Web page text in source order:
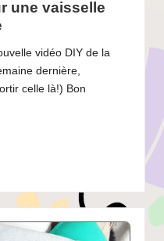
une vaisselle
vidéo DIY de la
dernière,
celle là!) Bon